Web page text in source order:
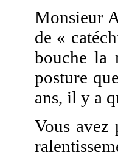
Monsieur
de «
bouche la
posture
ans, il y a
Vous avez